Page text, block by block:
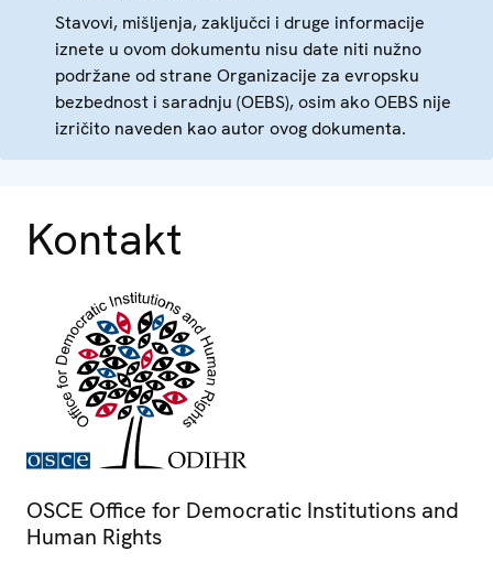
Stavovi, mišljenja, zaključci i druge informacije
iznete u ovom dokumentu nisu date niti nužno
podržane od strane Organizacije za evropsku
bezbednost i saradnju (OEBS), osim ako OEBS nije
izričito naveden kao autor ovog dokumenta.
Kontakt
OSCE Office for Democratic Institutions and
Human Rights